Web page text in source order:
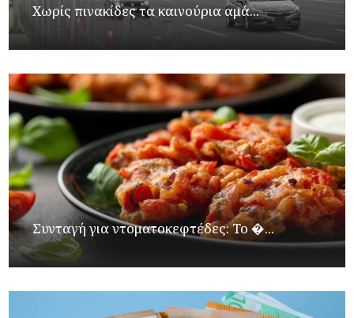
Χωρίς πινακίδες τα καινούρια αμά...
Συνταγή για ντοματοκεφτέδες: Το �...